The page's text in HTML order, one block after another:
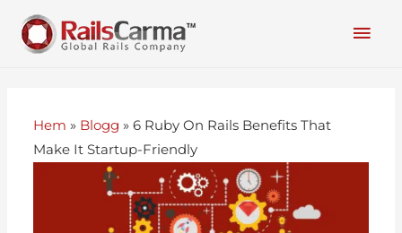
Hem » Blogg »6 Ruby On Rails Benefits That
Make It Startup-Friendly